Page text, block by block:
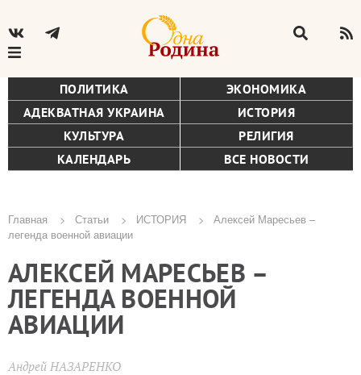
ПОЛИТИКА
ЭКОНОМИКА
АДЕКВАТНАЯ УКРАИНА
ИСТОРИЯ
КУЛЬТУРА
РЕЛИГИЯ
КАЛЕНДАРЬ
ВСЕ НОВОСТИ
Строка
навигации
Главная Статьи ИСТОРИЯ
Алексей Маресьев –
легенда военной авиации
АЛЕКСЕЙ МАРЕСЬЕВ –
ЛЕГЕНДА ВОЕННОЙ
АВИАЦИИ
Андрей НАЗАРЕНКО